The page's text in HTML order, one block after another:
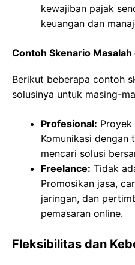
kewajiban pajak
keuangan dan
Contoh Skenario Masalah
Berikut beberapa contoh
solusinya untuk masing-
Profesional: Proyek
Komunikasi dengan
mencari solusi
Freelance: Tidak
Promosikan jasa,
jaringan, dan
pemasaran online.
Fleksibilitas dan